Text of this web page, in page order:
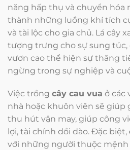
năng hấp thụ và chuyển hóa
thành những luồng khí tích
và tài lộc cho gia chủ. Lá cây
tượng trưng cho sự sung túc,
vươn cao thể hiện sự thăng
ngừng trong sự nghiệp và
Việc trồng cây cau vua ở các
nhà hoặc khuôn viên sẽ giúp
thu hút vận may, giúp công
lợi, tài chính dồi dào. Đặc biệt,
với những người thuộc mệnh